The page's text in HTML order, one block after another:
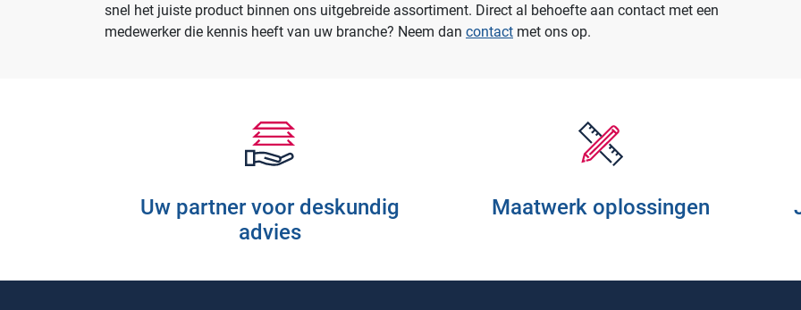
snel het juiste product binnen ons uitgebreide assortiment. Direct al behoefte aan contact met een
medewerker die kennis heeft van uw branche? Neem dan contact met ons op.
Uw partner voor deskundig
advies
Maatwerk oplossingen